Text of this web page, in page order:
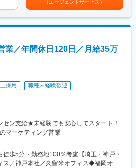
替休日を取得していただきます。
※入社後業務に慣れるまでは出社勤務がメ
運営にも強みを保有しており、業績好調で
地および近隣調査、関連法規・規定調査）
アムについて】
融合する「角川武蔵野ミュージアム」。
が設計し、多くの来館者が訪れる文化施
を実感できるボジションです。
ニメのIPを取り扱うイベント展示から、文
（エージェントサービス）
業／年間休日120日／月給35万
採用
職種未経験歓迎
ン支給★未経験でも安心してスタート！
マーケティング営業
歩5分・勤務地100％考慮【埼玉・神戸・
ス／神戸本社／久留米オフィス◆福岡オフ